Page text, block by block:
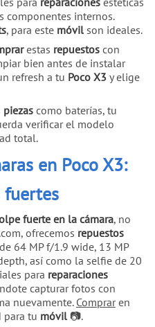
componentes internos.
, para este móvil son ideales.
estas repuestos con
bien antes de instalar
refresh a tu Poco X3 y elige
piezas como baterías, tu
verificar el modelo
total.
en Poco X3:
fuertes
fuerte en la cámara, no
ofrecemos repuestos
64 MP f/1.9 wide, 13 MP
así como la selfie de 20
para reparaciones
capturar fotos con
nuevamente. Compraren
para tu móvil 📷.